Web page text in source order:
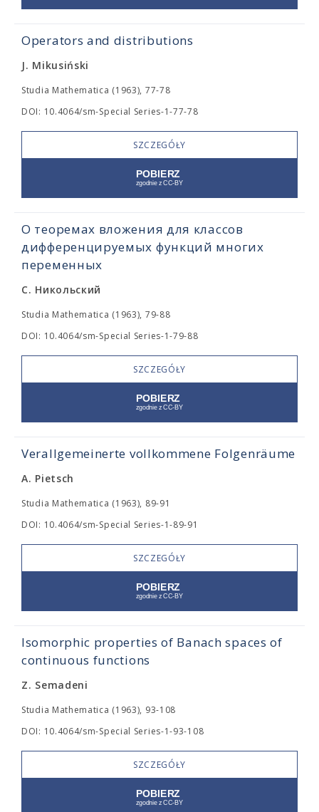
Operators and distributions
J. Mikusiński
Studia Mathematica (1963), 77-78
DOI: 10.4064/sm-Special Series-1-77-78
SZCZEGÓŁY
О теоремах вложения для классов
дифференцируемых функций многих
переменных
С. Никольский
Studia Mathematica (1963), 79-88
DOI: 10.4064/sm-Special Series-1-79-88
SZCZEGÓŁY
Verallgemeinerte vollkommene Folgenräume
A. Pietsch
Studia Mathematica (1963), 89-91
DOI: 10.4064/sm-Special Series-1-89-91
SZCZEGÓŁY
Isomorphic properties of Banach spaces of
continuous functions
Z. Semadeni
Studia Mathematica (1963), 93-108
DOI: 10.4064/sm-Special Series-1-93-108
SZCZEGÓŁY